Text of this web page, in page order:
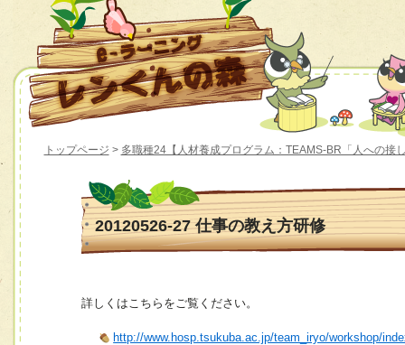
トップページ > 多職種24【人材養成プログラム：TEAMS-BR「人への接
20120526-27 仕事の教え方研修
詳しくはこちらをご覧ください。
http://www.hosp.tsukuba.ac.jp/team_iryo/workshop/